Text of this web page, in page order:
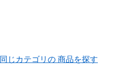
同じカテゴリの 商品を探す